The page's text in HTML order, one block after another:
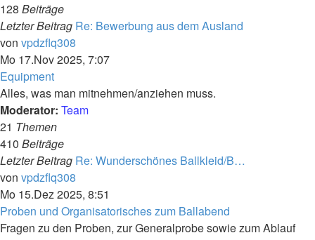
128 Beiträge
Letzter Beitrag Re: Bewerbung aus dem Ausland
von vpdzflq308
Beitrag
Mo 17.Nov 2025, 7:07
Equipment
Alles, was man mitnehmen/anziehen muss.
Moderator: Team
21 Themen
410 Beiträge
Letzter Beitrag Re: Wunderschönes Ballkleid/B…
von vpdzflq308
Beitrag
Mo 15.Dez 2025, 8:51
Proben und Organisatorisches zum Ballabend
Fragen zu den Proben, zur Generalprobe sowie zum Ablauf